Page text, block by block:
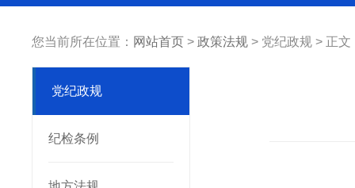
您当前所在位置： 网站首页 > 政策法规 > 党纪政规 > 正文
党纪政规
纪检条例